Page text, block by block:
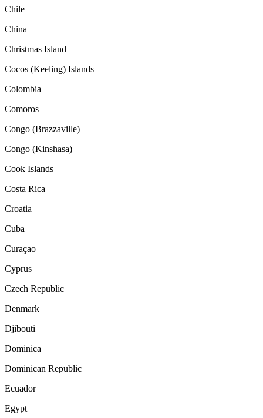
Chile
China
Christmas Island
Cocos (Keeling) Islands
Colombia
Comoros
Congo (Brazzaville)
Congo (Kinshasa)
Cook Islands
Costa Rica
Croatia
Cuba
Curaçao
Cyprus
Czech Republic
Denmark
Djibouti
Dominica
Dominican Republic
Ecuador
Egypt